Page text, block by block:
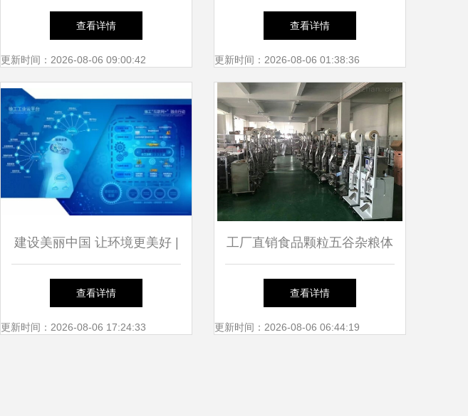
第19次登顶，技术服务的胜利
查看详情
更新时间：2026-08-06 09:00:42
服务引领全球市场
查看详情
更新时间：2026-08-06 01:38:36
建设美丽中国 让环境更美好 |
徐工环境卫士X1新一代产品发
布
查看详情
更新时间：2026-08-06 17:24:33
工厂直销食品颗粒五谷杂粮体
积式自动包装机
查看详情
更新时间：2026-08-06 06:44:19